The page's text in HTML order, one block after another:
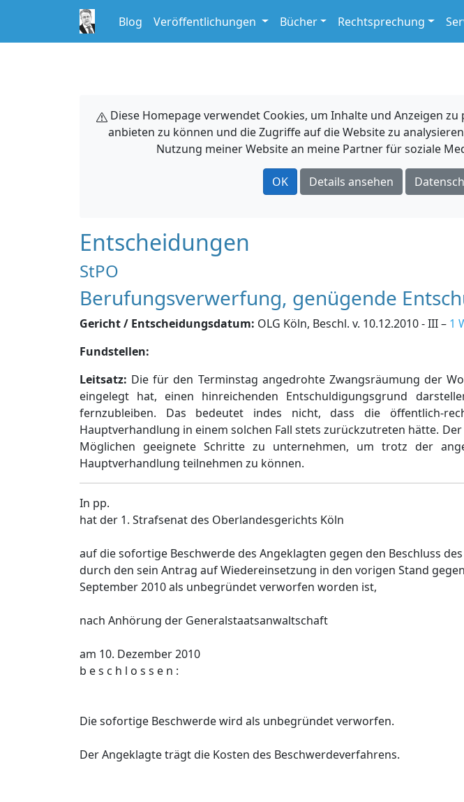
Blog Veröffentlichungen Bücher Rechtsprechung
Diese Homepage verwendet Cookies, um Inhalte und Anzeigen
anbieten zu können und die Zugriffe auf die Website zu
Nutzung meiner Website an meine Partner für soziale
OK Details ansehen
Entscheidungen
StPO
Berufungsverwerfung, genügende
Gericht / Entscheidungsdatum: OLG Köln, Beschl. v. 10.12.2010 - III – 1
Fundstellen:
Leitsatz: Die für den Terminstag angedrohte Zwangsräumung der
eingelegt hat, einen hinreichenden Entschuldigungsgrund
fernzubleiben. Das bedeutet indes nicht, dass die öffentlich-
Hauptverhandlung in einem solchen Fall stets zurückzutreten hätte.
Möglichen geeignete Schritte zu unternehmen, um trotz der
Hauptverhandlung teilnehmen zu können.
In pp.
hat der 1. Strafsenat des Oberlandesgerichts Köln
auf die sofortige Beschwerde des Angeklagten gegen den Beschluss
durch den sein Antrag auf Wiedereinsetzung in den vorigen Stand
September 2010 als unbegründet verworfen worden ist,
nach Anhörung der Generalstaatsanwaltschaft
am 10. Dezember 2010
b e s c h l o s s e n :
Die sofortige Beschwerde wird als unbegründet verworfen.
Der Angeklagte trägt die Kosten des Beschwerdeverfahrens.